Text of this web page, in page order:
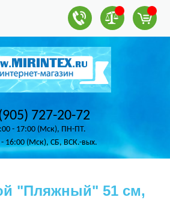
727-20-72
- 17:00 (Мск), ПН-ПТ.
- 16:00 (Мск), СБ, ВСК.-вых.
"Пляжный" 51 см,